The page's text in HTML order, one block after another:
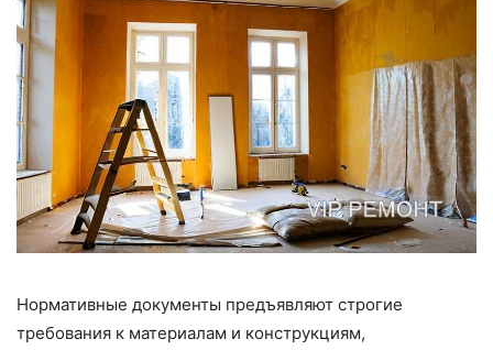
Нормативные документы предъявляют строгие
требования к материалам и конструкциям,